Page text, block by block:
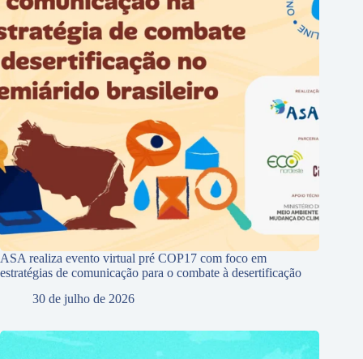
ASA realiza evento virtual pré COP17 com foco em
estratégias de comunicação para o combate à desertificação
30 de julho de 2026